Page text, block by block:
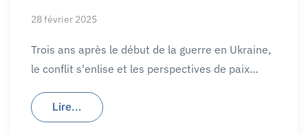
28 février 2025
Trois ans après le début de la guerre en Ukraine,
le conflit s'enlise et les perspectives de paix…
Lire...